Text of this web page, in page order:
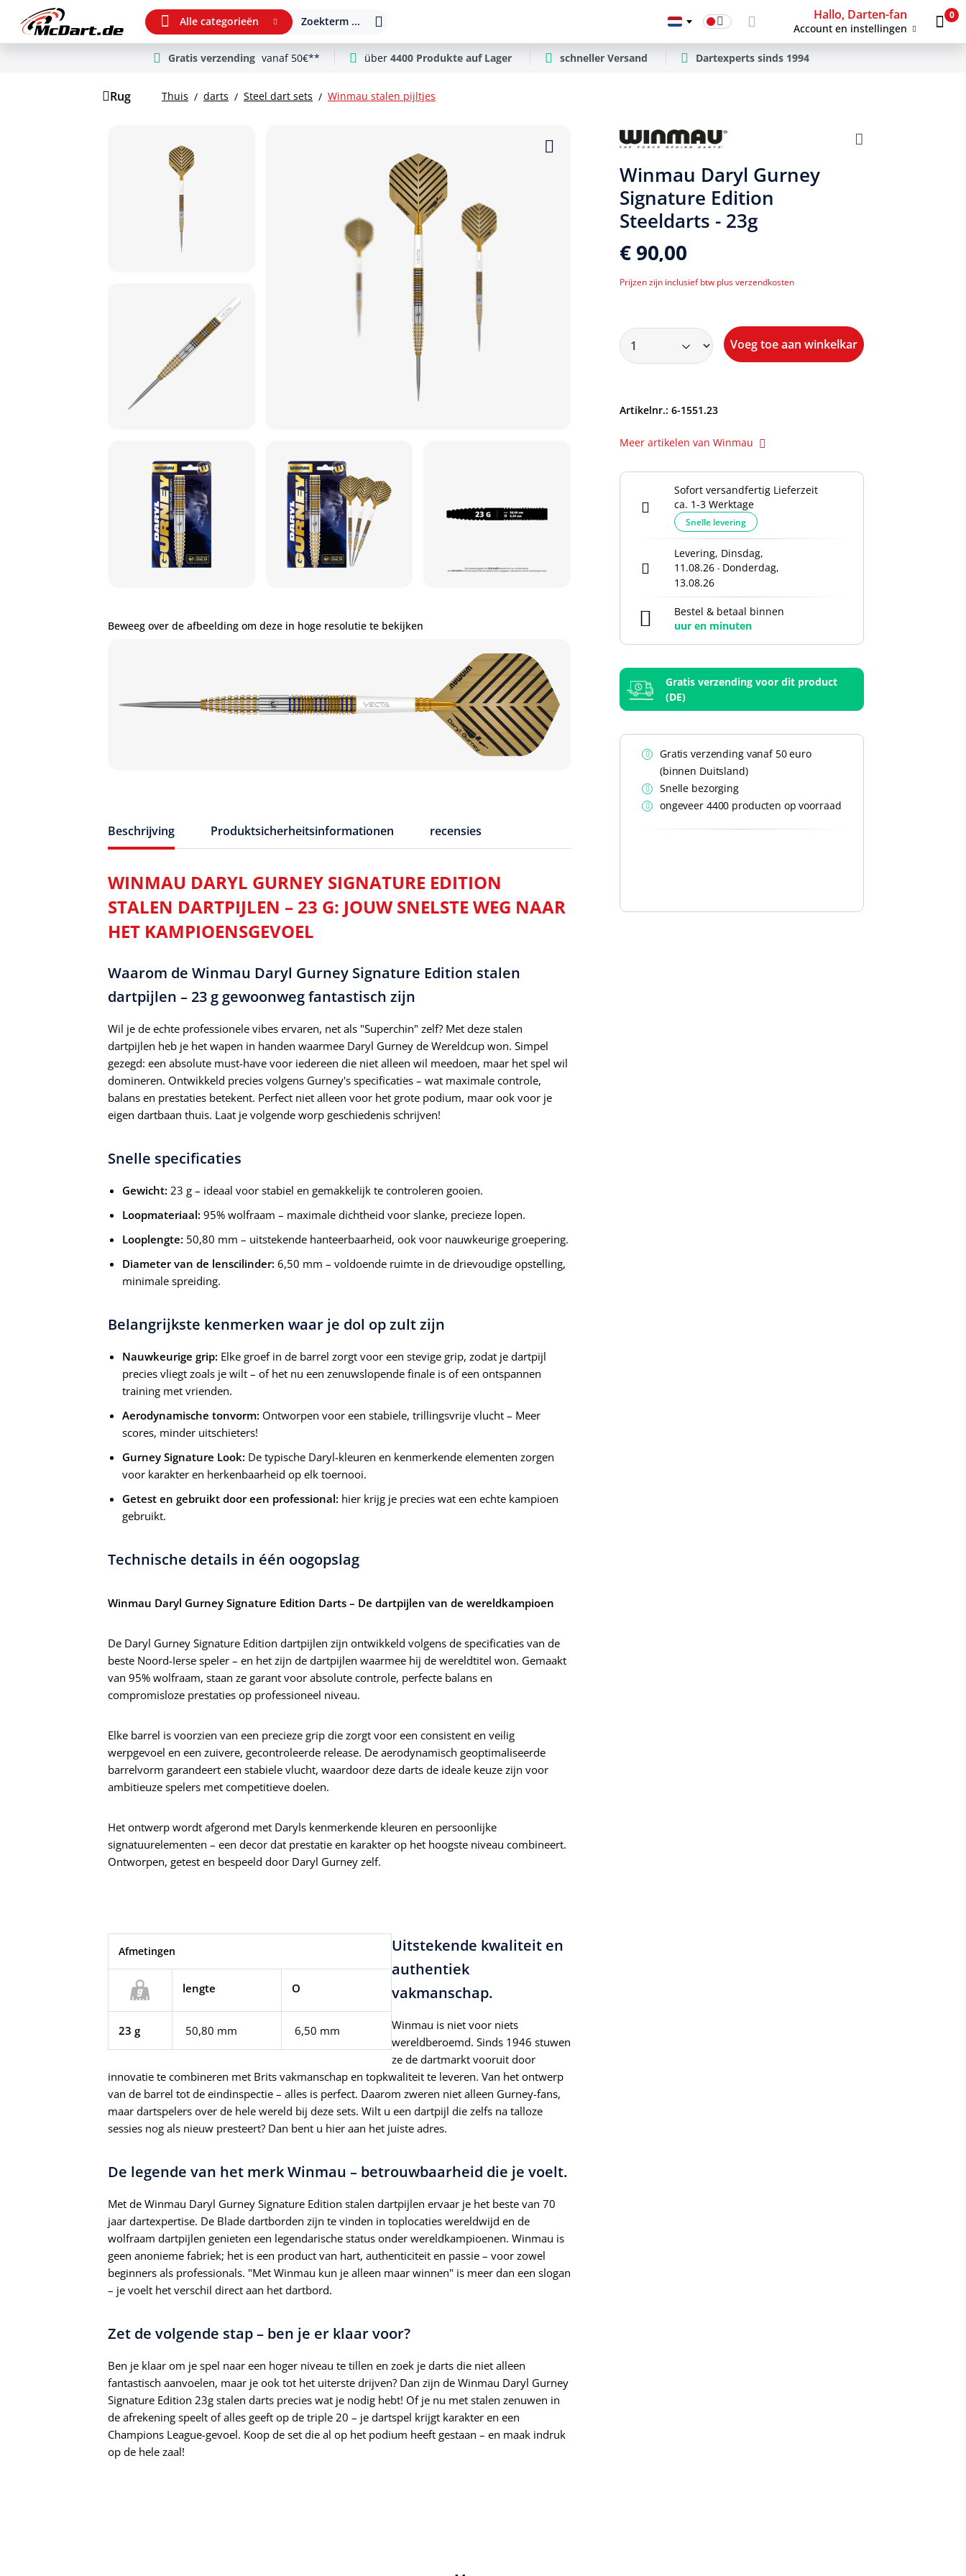
Ga naar de hoofdnavigatie
Alle categorieën Zoekterm ... Hallo, Darten-fan
Account en instellingen
0
Gratis verzending vanaf 50€** über 4400 Produkte auf Lager schneller Versand Dartexperts sinds 1994
Rug Thuis darts Steel dart sets Winmau stalen pijltjes
Beweeg over de afbeelding om deze in hoge resolutie te bekijken
Beschrijving Produktsicherheitsinformationen recensies
WINMAU DARYL GURNEY SIGNATURE EDITION
STALEN DARTPIJLEN – 23 G: JOUW SNELSTE WEG NAAR
HET KAMPIOENSGEVOEL
Waarom de Winmau Daryl Gurney Signature Edition stalen
dartpijlen – 23 g gewoonweg fantastisch zijn
Wil je de echte professionele vibes ervaren, net als "Superchin" zelf? Met deze stalen
dartpijlen heb je het wapen in handen waarmee Daryl Gurney de Wereldcup won. Simpel
gezegd: een absolute must-have voor iedereen die niet alleen wil meedoen, maar het spel wil
domineren. Ontwikkeld precies volgens Gurney's specificaties – wat maximale controle,
balans en prestaties betekent. Perfect niet alleen voor het grote podium, maar ook voor je
eigen dartbaan thuis. Laat je volgende worp geschiedenis schrijven!
Snelle specificaties
Gewicht: 23 g – ideaal voor stabiel en gemakkelijk te controleren gooien.
Loopmateriaal: 95% wolfraam – maximale dichtheid voor slanke, precieze lopen.
Looplengte: 50,80 mm – uitstekende hanteerbaarheid, ook voor nauwkeurige groepering.
Diameter van de lenscilinder: 6,50 mm – voldoende ruimte in de drievoudige opstelling,
minimale spreiding.
Belangrijkste kenmerken waar je dol op zult zijn
Nauwkeurige grip: Elke groef in de barrel zorgt voor een stevige grip, zodat je dartpijl
precies vliegt zoals je wilt – of het nu een zenuwslopende finale is of een ontspannen
training met vrienden.
Aerodynamische tonvorm: Ontworpen voor een stabiele, trillingsvrije vlucht – Meer
scores, minder uitschieters!
Gurney Signature Look: De typische Daryl-kleuren en kenmerkende elementen zorgen
voor karakter en herkenbaarheid op elk toernooi.
Getest en gebruikt door een professional: hier krijg je precies wat een echte kampioen
gebruikt.
Technische details in één oogopslag
Winmau Daryl Gurney Signature Edition Darts – De dartpijlen van de wereldkampioen
De Daryl Gurney Signature Edition dartpijlen zijn ontwikkeld volgens de specificaties van de
beste Noord-Ierse speler – en het zijn de dartpijlen waarmee hij de wereldtitel won. Gemaakt
van 95% wolfraam, staan ze garant voor absolute controle, perfecte balans en
compromisloze prestaties op professioneel niveau.
Elke barrel is voorzien van een precieze grip die zorgt voor een consistent en veilig
werpgevoel en een zuivere, gecontroleerde release. De aerodynamisch geoptimaliseerde
barrelvorm garandeert een stabiele vlucht, waardoor deze darts de ideale keuze zijn voor
ambitieuze spelers met competitieve doelen.
Het ontwerp wordt afgerond met Daryls kenmerkende kleuren en persoonlijke
signatuurelementen – een decor dat prestatie en karakter op het hoogste niveau combineert.
Ontworpen, getest en bespeeld door Daryl Gurney zelf.
Afmetingen
lengte O
23 g 50,80 mm 6,50 mm
Uitstekende kwaliteit en
authentiek
vakmanschap.
Winmau is niet voor niets
wereldberoemd. Sinds 1946 stuwen
ze de dartmarkt vooruit door
innovatie te combineren met Brits vakmanschap en topkwaliteit te leveren. Van het ontwerp
van de barrel tot de eindinspectie – alles is perfect. Daarom zweren niet alleen Gurney-fans,
maar dartspelers over de hele wereld bij deze sets. Wilt u een dartpijl die zelfs na talloze
sessies nog als nieuw presteert? Dan bent u hier aan het juiste adres.
De legende van het merk Winmau – betrouwbaarheid die je voelt.
Met de Winmau Daryl Gurney Signature Edition stalen dartpijlen ervaar je het beste van 70
jaar dartexpertise. De Blade dartborden zijn te vinden in toplocaties wereldwijd en de
wolfraam dartpijlen genieten een legendarische status onder wereldkampioenen. Winmau is
geen anonieme fabriek; het is een product van hart, authenticiteit en passie – voor zowel
beginners als professionals. "Met Winmau kun je alleen maar winnen" is meer dan een slogan
– je voelt het verschil direct aan het dartbord.
Zet de volgende stap – ben je er klaar voor?
Ben je klaar om je spel naar een hoger niveau te tillen en zoek je darts die niet alleen
fantastisch aanvoelen, maar je ook tot het uiterste drijven? Dan zijn de Winmau Daryl Gurney
Signature Edition 23g stalen darts precies wat je nodig hebt! Of je nu met stalen zenuwen in
de afrekening speelt of alles geeft op de triple 20 – je dartspel krijgt karakter en een
Champions League-gevoel. Koop de set die al op het podium heeft gestaan – en maak indruk
op de hele zaal!
Winmau Daryl Gurney
Signature Edition
Steeldarts - 23g
€ 90,00
Prijzen zijn inclusief btw plus verzendkosten
Voeg toe aan winkelkar
Artikelnr.: 6-1551.23
Meer artikelen van Winmau
Sofort versandfertig Lieferzeit
ca. 1-3 Werktage
Snelle levering
Levering, Dinsdag,
11.08.26 - Donderdag,
13.08.26
Bestel & betaal binnen
uur en minuten
Gratis verzending voor dit product
(DE)
Gratis verzending vanaf 50 euro
(binnen Duitsland)
Snelle bezorging
ongeveer 4400 producten op voorraad